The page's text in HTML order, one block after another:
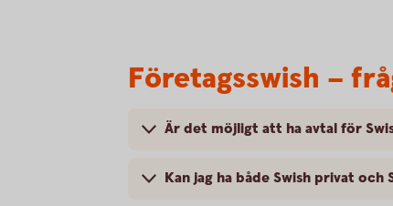
Företagsswish –
Är det möjligt att ha avtal för
Kan jag ha både Swish privat